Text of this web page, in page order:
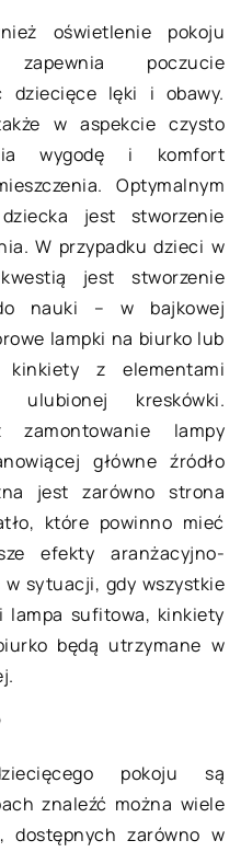
oświetlenie pokoju
zapewnia poczucie
dziecięce lęki i obawy.
w aspekcie czysto
wygodę i komfort
Optymalnym
jest stworzenie
W przypadku dzieci w
jest stworzenie
nauki – w bajkowej
lampki na biurko lub
z elementami
ulubionej kreskówki.
lampy
główne źródło
jest zarówno strona
które powinno mieć
efekty aranżacyjno-
sytuacji, gdy wszystkie
lampa sufitowa, kinkiety
będą utrzymane w
pokoju są
znaleźć można wiele
dostępnych zarówno w